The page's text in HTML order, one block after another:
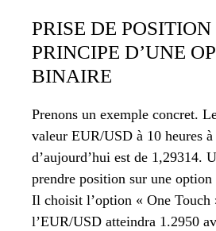
PRISE DE
PRINCIPE D’UNE
BINAIRE
Prenons un exemple concret.
valeur EUR/USD à 10 heures à
d’aujourd’hui est de 1,29314.
prendre position sur une
Il choisit l’option « One Touch
l’EUR/USD atteindra 1.2950